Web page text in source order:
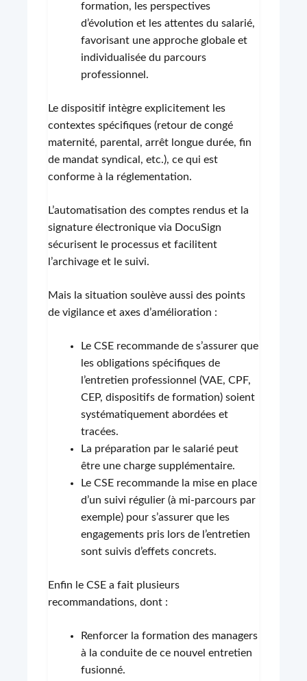
formation, les perspectives
d’évolution et les attentes du salarié,
favorisant une approche globale et
individualisée du parcours
professionnel.
Le dispositif intègre explicitement les
contextes spécifiques (retour de congé
maternité, parental, arrêt longue durée, fin
de mandat syndical, etc.), ce qui est
conforme à la réglementation.
L’automatisation des comptes rendus et la
signature électronique via DocuSign
sécurisent le processus et facilitent
l’archivage et le suivi.
Mais la situation soulève aussi des points
de vigilance et axes d’amélioration :
Le CSE recommande de s’assurer que
les obligations spécifiques de
l’entretien professionnel (VAE, CPF,
CEP, dispositifs de formation) soient
systématiquement abordées et
tracées.
La préparation par le salarié peut
être une charge supplémentaire.
Le CSE recommande la mise en place
d’un suivi régulier (à mi-parcours par
exemple) pour s’assurer que les
engagements pris lors de l’entretien
sont suivis d’effets concrets.
Enfin le CSE a fait plusieurs
recommandations, dont :
Renforcer la formation des managers
à la conduite de ce nouvel entretien
fusionné.